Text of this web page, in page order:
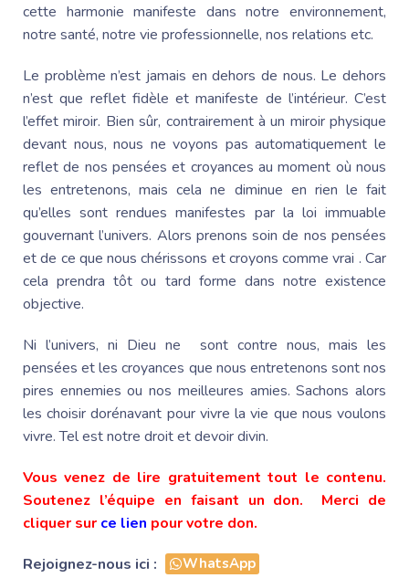
cette harmonie manifeste dans notre environnement,
notre santé, notre vie professionnelle, nos relations etc.
Le problème n’est jamais en dehors de nous. Le dehors
n’est que reflet fidèle et manifeste de l’intérieur. C’est
l’effet miroir. Bien sûr, contrairement à un miroir physique
devant nous, nous ne voyons pas automatiquement le
reflet de nos pensées et croyances au moment où nous
les entretenons, mais cela ne diminue en rien le fait
qu’elles sont rendues manifestes par la loi immuable
gouvernant l’univers. Alors prenons soin de nos pensées
et de ce que nous chérissons et croyons comme vrai . Car
cela prendra tôt ou tard forme dans notre existence
objective.
Ni l’univers, ni Dieu ne sont contre nous, mais les
pensées et les croyances que nous entretenons sont nos
pires ennemies ou nos meilleures amies. Sachons alors
les choisir dorénavant pour vivre la vie que nous voulons
vivre. Tel est notre droit et devoir divin.
Vous venez de lire gratuitement tout le contenu.
Soutenez l’équipe en faisant un don. Merci de
cliquer sur ce lien pour votre don.
Rejoignez-nous ici : WhatsApp